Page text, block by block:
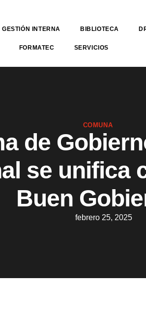
GESTIÓN INTERNA BIBLIOTECA
FORMATEC SERVICIOS
COMUNA
de
se unifica
Buen
febrero 25, 2025